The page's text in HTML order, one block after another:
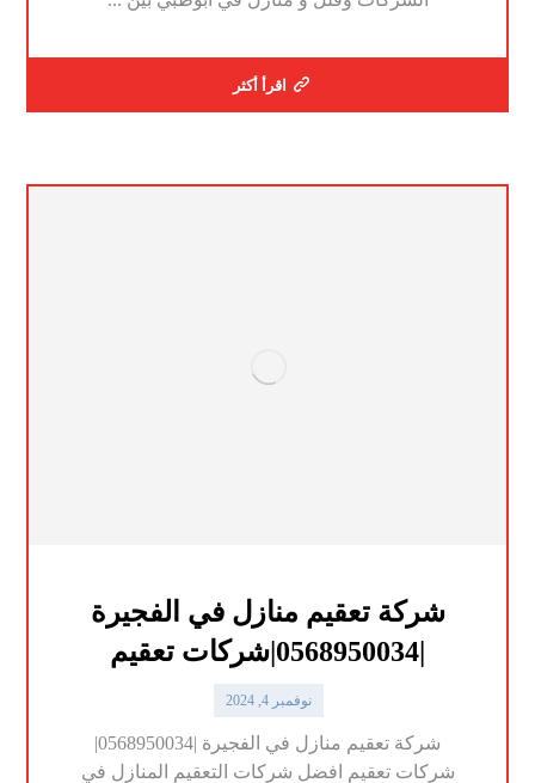
اقرأ أكثر
شركة تعقيم منازل في الفجيرة
|0568950034|شركات تعقيم
نوفمبر 4, 2024
شركة تعقيم منازل في الفجيرة |0568950034|
شركات تعقيم افضل شركات التعقيم المنازل في